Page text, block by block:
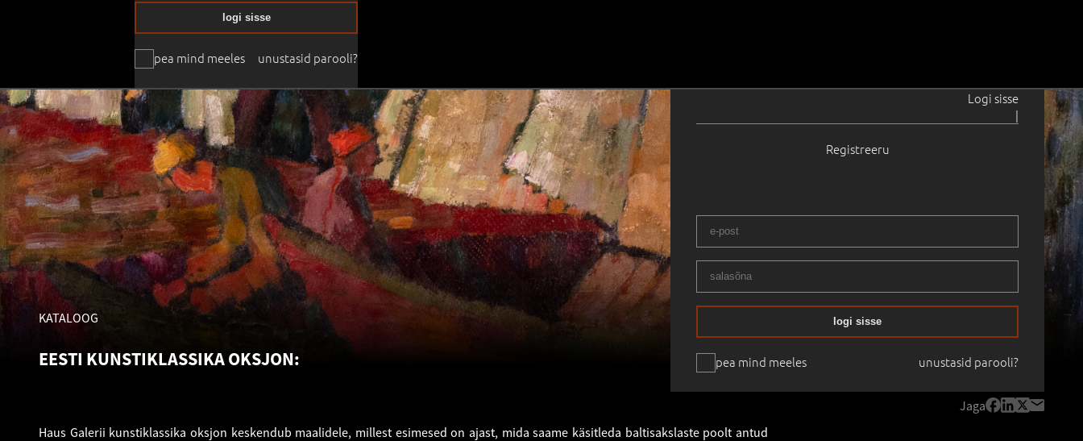
Logi sisse
|
Registreeru
pea mind meeles
logi sisse
unustasid parooli?
pea mind meeles
logi sisse
unustasid parooli?
KATALOOG
EESTI KUNSTIKLASSIKA OKSJON: 15:00 Haus Galerii
Jaga
Haus Galerii kunstiklassika oksjon keskendub maalidele, millest esimesed on ajast, mida saame käsitleda baltisakslaste poolt antud